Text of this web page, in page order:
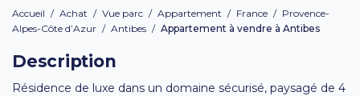
Accueil / Achat / Vue parc / Appartement / France / Provence-
Alpes-Côte d’Azur / Antibes / Appartement à vendre à Antibes
Description
Résidence de luxe dans un domaine sécurisé, paysagé de 4